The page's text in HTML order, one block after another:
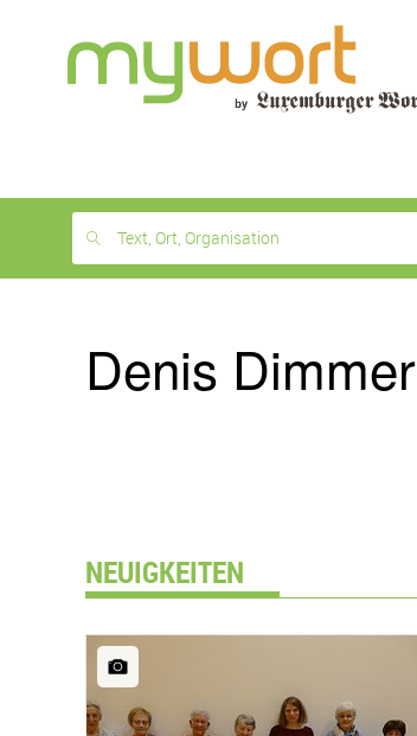
month
free
Text, Ort, Organisation
Denis Dimmer
NEUIGKEITEN